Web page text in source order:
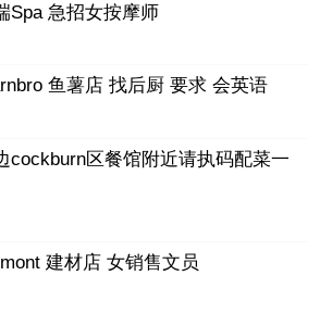
Spa 急招女按摩师
鱼薯店 找后厨 要求 会英语
cockburn区餐馆附近请执码配菜一
建材店 女销售文员